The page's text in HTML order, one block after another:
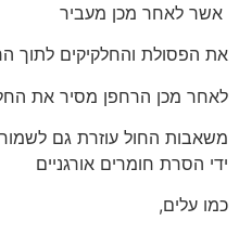
אשר לאחר מכן מעביר
את הפסולת והחלקיקים לתוך
לאחר מכן הרחפן מסיר את
משאבות החול עוזרת גם
ידי הסרת חומרים אורגניים
כמו עלים,